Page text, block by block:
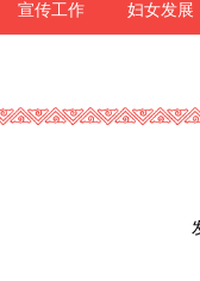
宣传工作 妇女发展